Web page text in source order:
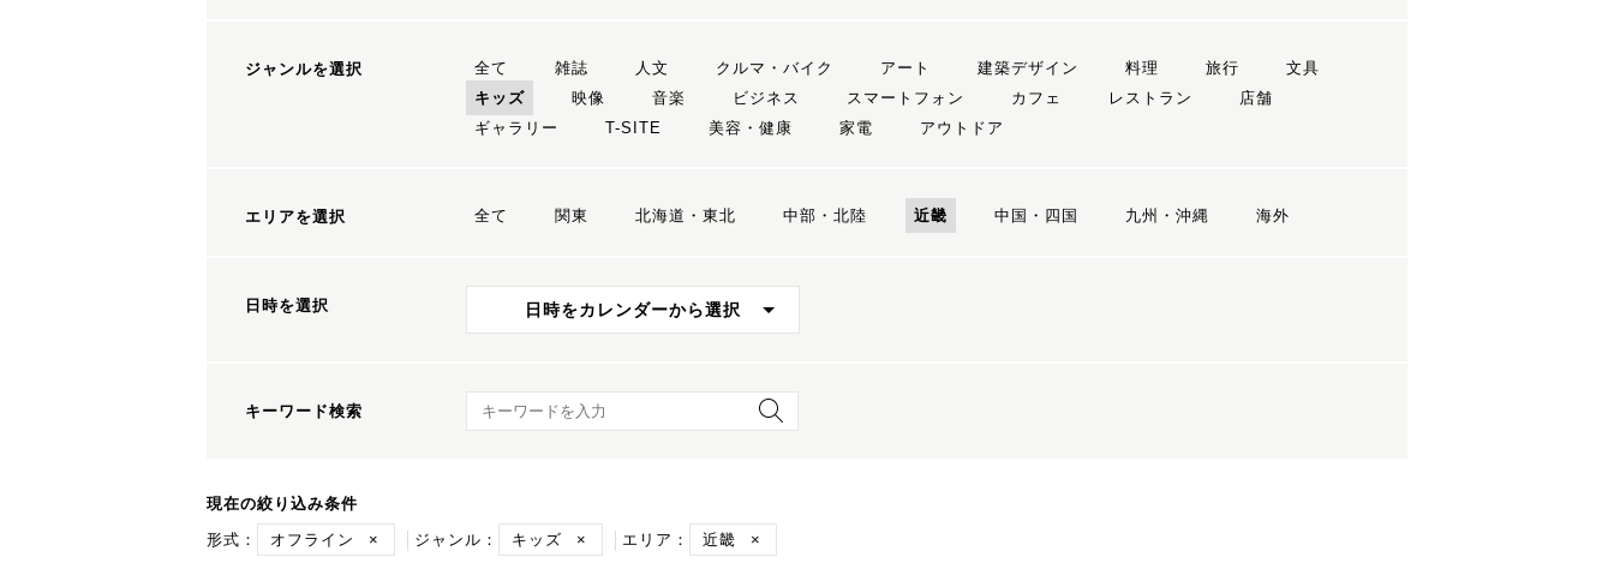
ジャンルを選択 全て 雑誌 人文 クルマ・バイク アート 建築デザイン 料理 旅行
文具
キッズ
映像 音楽 ビジネス スマートフォン カフェ レストラン
店舗
ギャラリー
T-SITE 美容・健康 家電 アウトドア
エリアを選択 全て 関東 北海道・東北 中部・北陸 近畿 中国・四国 九州・沖縄 海外
日時を選択 日時をカレンダーから選択
キーワード検索 キーワード検索
現在の絞り込み条件
形式：
オフライン × ジャンル： キッズ × エリア： 近畿 ×